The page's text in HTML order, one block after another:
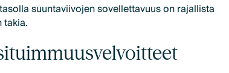
suuntaviivojen sovellettavuus on rajallista
takia.